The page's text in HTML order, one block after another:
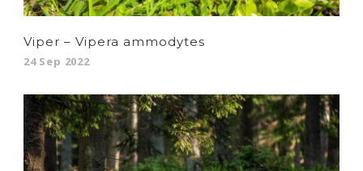
Viper – Vipera ammodytes
24 Sep 2022